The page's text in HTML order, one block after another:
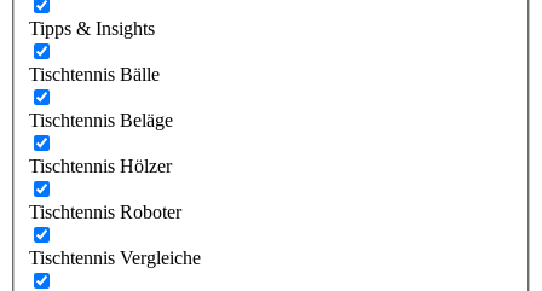
Tipps & Insights
Tischtennis Bälle
Tischtennis Beläge
Tischtennis Hölzer
Tischtennis Roboter
Tischtennis Vergleiche